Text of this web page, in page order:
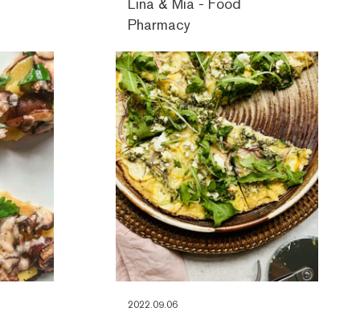
Lina & Mia - Food
Pharmacy
2022.09.06